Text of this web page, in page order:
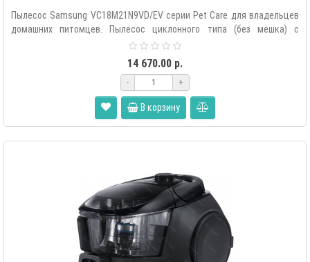
Пылесос Samsung VC18M21N9VD/EV серии Pet Care для владельцев
домашних питомцев. Пылесос циклонного типа (без мешка) с
14 670.00 р.
- +
В корзину